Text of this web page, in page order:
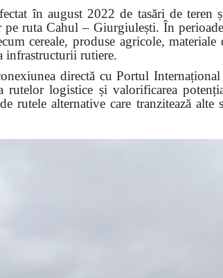
în august 2022 de tasări de teren
ruta Cahul – Giurgiulești. În
cereale, produse agricole,
infrastructurii rutiere.
directă cu Portul
rutelor logistice și valorificarea
rutele alternative care tranzitează